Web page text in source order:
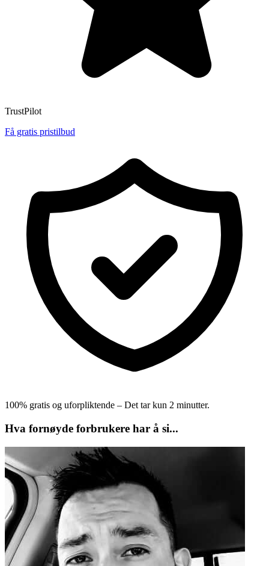
TrustPilot
Få gratis pristilbud
100% gratis og uforpliktende – Det tar kun 2 minutter.
Hva fornøyde forbrukere har å si...